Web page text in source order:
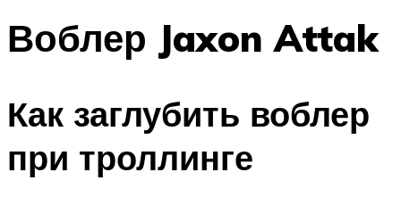
Воблер Jaxon Attak
Как заглубить воблер
при троллинге